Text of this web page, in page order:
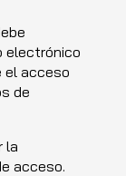
electrónico
el acceso
de
la
acceso.